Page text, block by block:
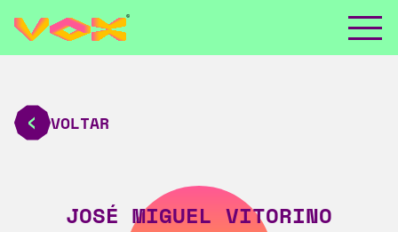
VOLTAR
JOSÉ MIGUEL VITORINO